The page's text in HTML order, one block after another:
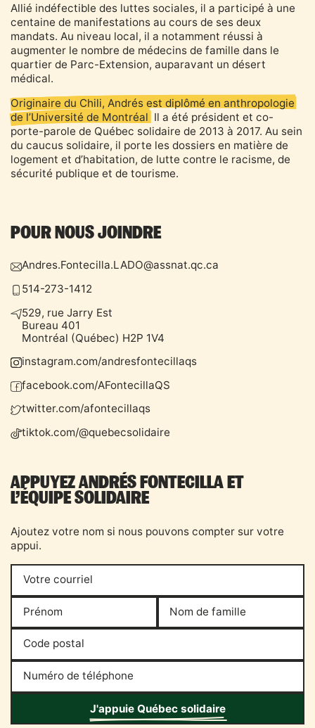
Allié indéfectible des luttes sociales, il a participé à une
centaine de manifestations au cours de ses deux
mandats. Au niveau local, il a notamment réussi à
augmenter le nombre de médecins de famille dans le
quartier de Parc-Extension, auparavant un désert
médical.
Originaire du Chili, Andrés est diplômé en anthropologie
de l’Université de Montréal . Il a été président et co-
porte-parole de Québec solidaire de 2013 à 2017. Au sein
du caucus solidaire, il porte les dossiers en matière de
logement et d’habitation, de lutte contre le racisme, de
POUR NOUS JOINDRE
Andres.Fontecilla.LADO@assnat.qc.ca
514-273-1412
529, rue Jarry Est
Bureau 401
Montréal (Québec) H2P 1V4
instagram.com/andresfontecillaqs
facebook.com/AFontecillaQS
twitter.com/afontecillaqs
tiktok.com/@quebecsolidaire
APPUYEZANDRÉSFONTECILLAET
L’ÉQUIPE SOLIDAIRE
Ajoutez votre nom si nous pouvons compter sur votre
appui.
Votre courriel
Prénom Nom de famille
Code postal
Numéro de téléphone
J'appuie Québec solidaire